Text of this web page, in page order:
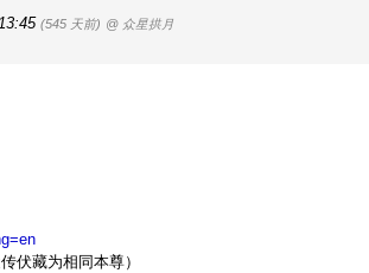
(545 天前) @ 众星拱月
伏藏为相同本尊）